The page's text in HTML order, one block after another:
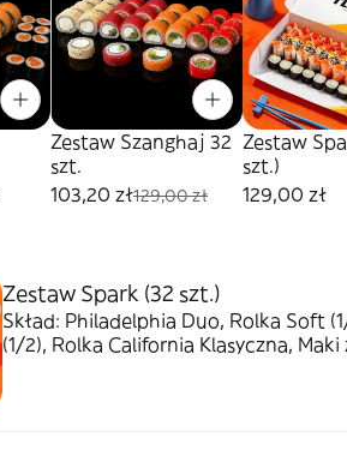
Zestaw Szanghaj 32
szt.
103,20 zł129,00 zł
Zestaw
szt.)
129,00 zł
Zestaw Spark (32 szt.)
Skład: Philadelphia Duo, Rolka Soft (1/2), Philadelphia Kappa
(1/2), Rolka California Klasyczna,